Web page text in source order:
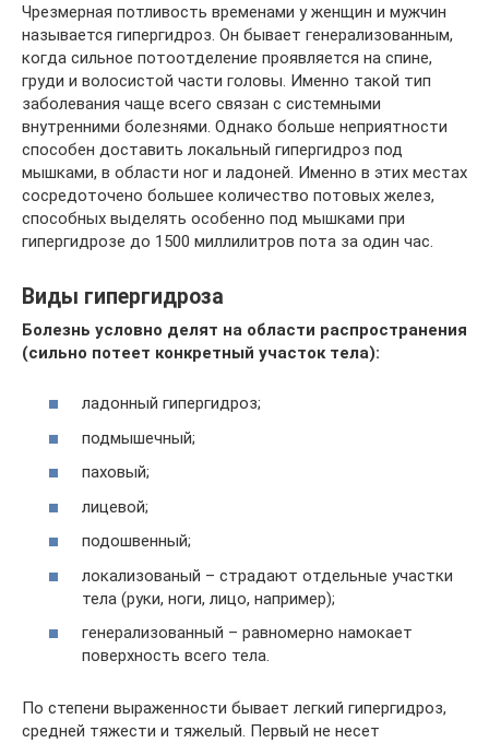
Чрезмерная потливость временами у женщин и мужчин
называется гипергидроз. Он бывает генерализованным,
когда сильное потоотделение проявляется на спине,
груди и волосистой части головы. Именно такой тип
заболевания чаще всего связан с системными
внутренними болезнями. Однако больше неприятности
способен доставить локальный гипергидроз под
мышками, в области ног и ладоней. Именно в этих местах
сосредоточено большее количество потовых желез,
способных выделять особенно под мышками при
гипергидрозе до 1500 миллилитров пота за один час.
Виды гипергидроза
Болезнь условно делят на области распространения
(сильно потеет конкретный участок тела):
ладонный гипергидроз;
подмышечный;
паховый;
лицевой;
подошвенный;
локализованый – страдают отдельные участки
тела (руки, ноги, лицо, например);
генерализованный – равномерно намокает
поверхность всего тела.
По степени выраженности бывает легкий гипергидроз,
средней тяжести и тяжелый. Первый не несет